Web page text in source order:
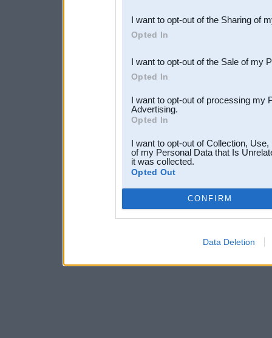
Downstream Participants
third parties.
I want to opt-out of the Sharing of
Opted In
I want to opt-out of the Sale of my
Opted In
I want to opt-out of processing my
Advertising.
Opted In
I want to opt-out of Collection,
of my Personal Data that Is
it was collected.
Opted Out
CONFIRM
Data Deletion